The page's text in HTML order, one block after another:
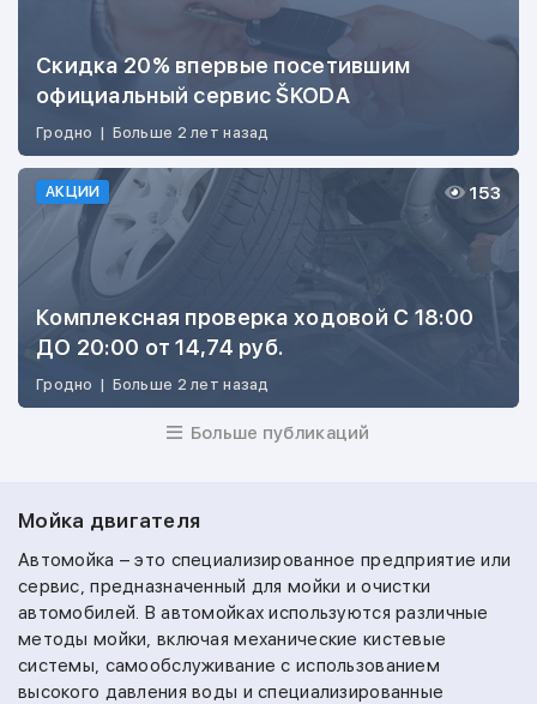
Скидка 20% впервые посетившим
официальный сервис ŠKODA
Гродно | Больше 2 лет назад
АКЦИИ
Комплексная проверка ходовой С 18:00
ДО 20:00 от 14,74 руб.
Гродно | Больше 2 лет назад
153
Больше публикаций
Мойка двигателя
Автомойка – это специализированное предприятие или
сервис, предназначенный для мойки и очистки
автомобилей. В автомойках используются различные
методы мойки, включая механические кистевые
системы, самообслуживание с использованием
высокого давления воды и специализированные